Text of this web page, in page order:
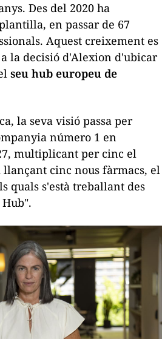
Des del 2020 ha
en passar de 67
Aquest creixement es
la decisió d'Alexion d'ubicar
seu hub europeu de
la seva visió passa per
número 1 en
multiplicant per cinc el
cinc nous fàrmacs, el
quals s'està treballant des